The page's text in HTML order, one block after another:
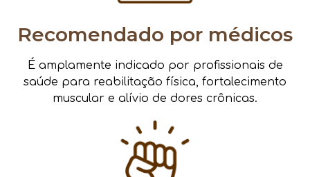
Recomendado por médicos
É amplamente indicado por profissionais de
saúde para reabilitação física, fortalecimento
muscular e alívio de dores crônicas.